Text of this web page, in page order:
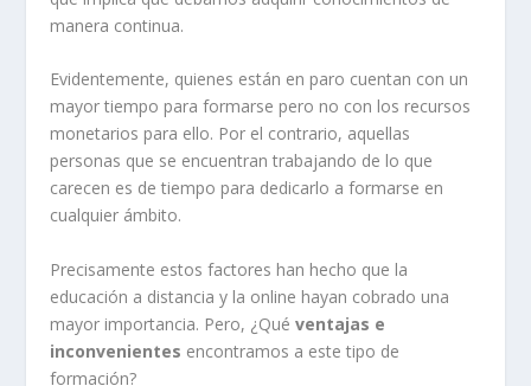
manera continua.
Evidentemente, quienes están en paro cuentan con un
mayor tiempo para formarse pero no con los recursos
monetarios para ello. Por el contrario, aquellas
personas que se encuentran trabajando de lo que
carecen es de tiempo para dedicarlo a formarse en
cualquier ámbito.
Precisamente estos factores han hecho que la
educación a distancia y la online hayan cobrado una
mayor importancia. Pero, ¿Quéventajas e
inconvenientes encontramos a este tipo de
formación?